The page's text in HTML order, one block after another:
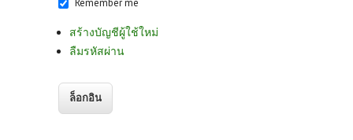
Remember me
สร้างบัญชีผู้ใช้ใหม่
ลืมรหัสผ่าน